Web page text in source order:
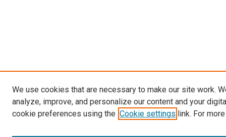
We use cookies that are necessary to make our site work.
analyze, improve, and personalize our content and your
cookie preferences using the Cookie settings link. For